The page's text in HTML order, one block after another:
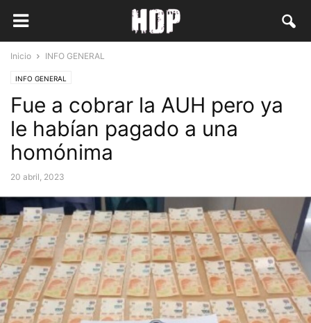
Inicio INFO GENERAL
INFO GENERAL
Fue a cobrar la AUH pero ya
le habían pagado a una
homónima
20 abril, 2023